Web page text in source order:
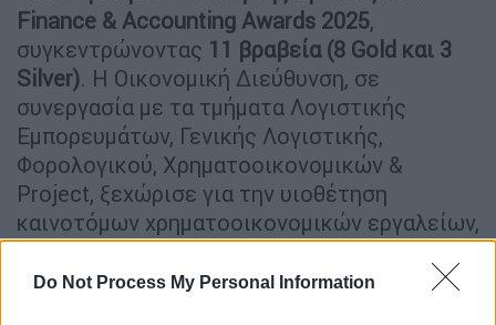
Do Not Process My Personal Information
Finance & Accounting Awards 2025,
συγκεντρώνοντας 11 βραβεία (8 Gold και 3
Silver). Η Οικονομική Διεύθυνση, σε
συνεργασία με τα τμήματα Λογιστικής
Εμπορευμάτων, Γενικής Λογιστικής,
Φορολογικού, Χρηματοοικονομικών &
Project, ξεχώρισε για την υιοθέτηση
καινοτόμων χρηματοοικονομικών εργαλείων,
την προώθηση του ψηφιακού
μετασχηματισμού και τη δέσμευσή της στη